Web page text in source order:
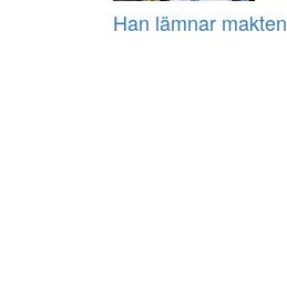
Han lämnar makten